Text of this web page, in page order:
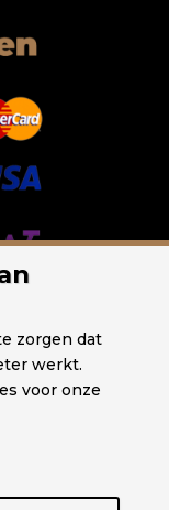
zorgen dat
werkt.
voor onze